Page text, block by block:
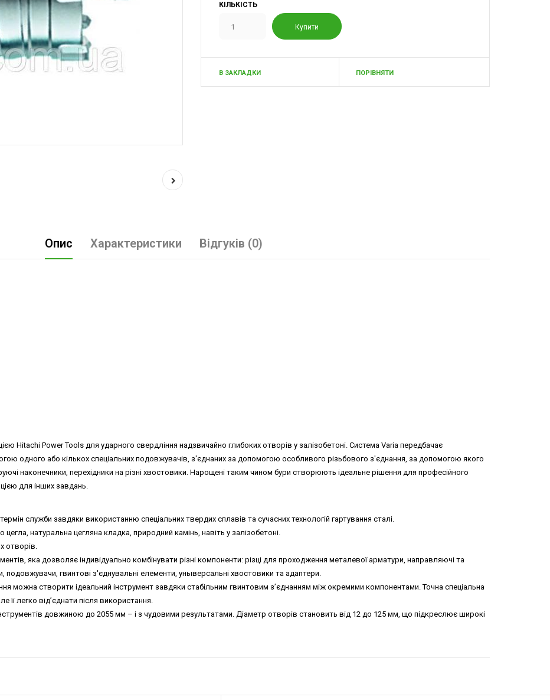
КІЛЬКІСТЬ
В ЗАКЛАДКИ ПОРІВНЯТИ
Опис Характеристики Відгуків (0)
Hitachi Power Tools для ударного свердління надзвичайно глибоких отворів у залізобетоні. Система Varia передбачає
одного або кількох спеціальних подовжувачів, з'єднаних за допомогою особливого різьбового з'єднання, за допомогою якого
наконечники, перехідники на різні хвостовики. Нарощені таким чином бури створюють ідеальне рішення для професійного
для інших завдань.
служби завдяки використанню спеціальних твердих сплавів та сучасних технологій гартування сталі.
натуральна цегляна кладка, природний камінь, навіть у залізобетоні.
отворів.
яка дозволяє індивідуально комбінувати різні компоненти: різці для проходження металевої арматури, направляючі та
гвинтові з'єднувальні елементи, уныверсальні хвостовики та адаптери.
можна створити ідеальний інструмент завдяки стабільним гвинтовим з’єднанням між окремими компонентами. Точна спеціальна
її легко від’єднати після використання.
довжиною до 2055 мм – і з чудовими результатами. Діаметр отворів становить від 12 до 125 мм, що підкреслює широкі